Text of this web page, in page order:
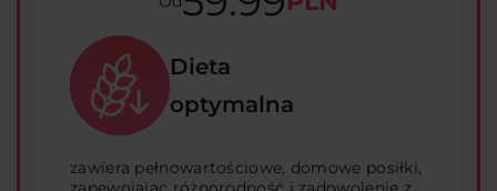
Dieta
optymalna
zawiera pełnowartościowe, domowe posiłki,